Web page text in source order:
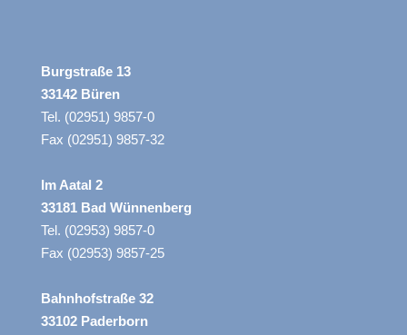
Burgstraße 13
33142 Büren
Tel. (02951) 9857-0
Fax (02951) 9857-32
Im Aatal 2
33181 Bad Wünnenberg
Tel. (02953) 9857-0
Fax (02953) 9857-25
Bahnhofstraße 32
33102 Paderborn